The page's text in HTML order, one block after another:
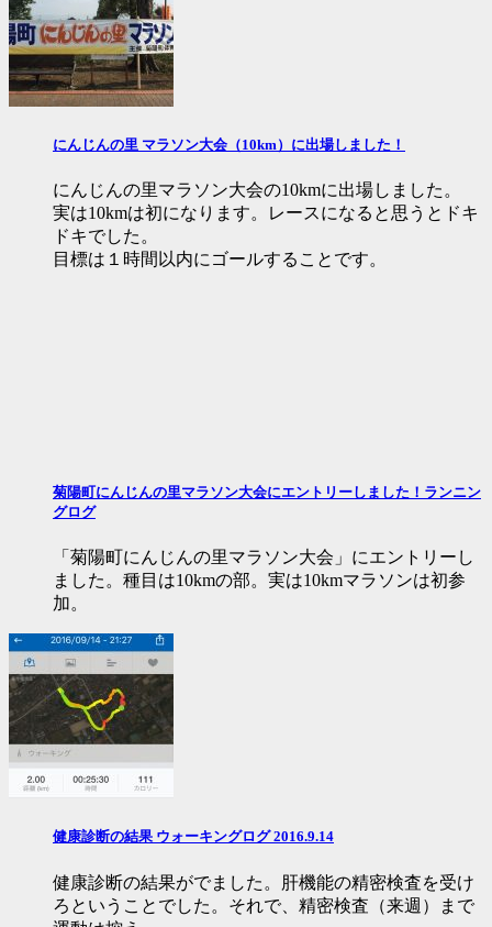
にんじんの里 マラソン大会（10km）に出場しました！
にんじんの里マラソン大会の10kmに出場しました。
実は10kmは初になります。レースになると思うとドキ
ドキでした。
目標は１時間以内にゴールすることです。
菊陽町にんじんの里マラソン大会にエントリーしました！ランニン
グログ
「菊陽町にんじんの里マラソン大会」にエントリーし
ました。種目は10kmの部。実は10kmマラソンは初参
加。
健康診断の結果 ウォーキングログ 2016.9.14
健康診断の結果がでました。肝機能の精密検査を受け
ろということでした。それで、精密検査（来週）まで